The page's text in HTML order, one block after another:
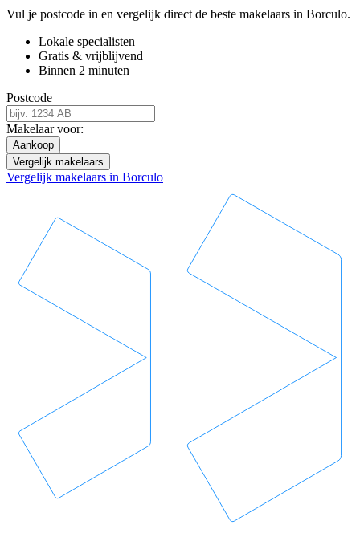
Vul je postcode in en vergelijk direct de beste makelaars in Borculo.
Lokale specialisten
Gratis & vrijblijvend
Binnen 2 minuten
Postcode
Makelaar voor:
Aankoop
Vergelijk makelaars
Vergelijk makelaars in Borculo